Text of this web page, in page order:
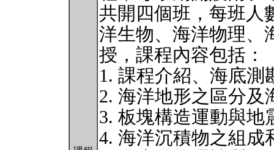
共開四個班，每班人
洋生物、海洋物理、
授，課程內容包括：
1. 課程介紹、海底測
2. 海洋地形之區分及
3. 板塊構造運動與地
4. 海洋沉積物之組成